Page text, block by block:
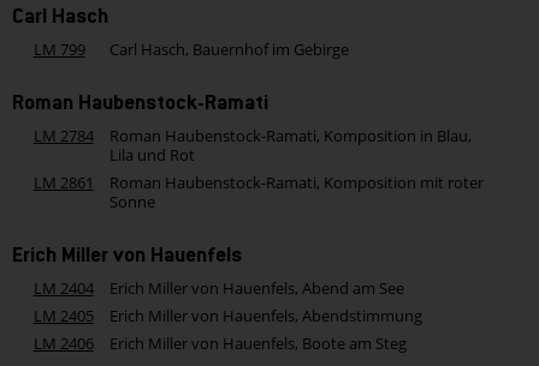
Carl Hasch
LM 799 Carl Hasch, Bauernhof im Gebirge
Roman Haubenstock-Ramati
LM 2784
Roman Haubenstock-Ramati, Komposition in Blau,
Lila und Rot
LM 2861
Roman Haubenstock-Ramati, Komposition mit roter
Sonne
Erich Miller von Hauenfels
LM 2404
Erich Miller von Hauenfels, Abend am See
LM 2405
Erich Miller von Hauenfels, Abendstimmung
LM 2406
Erich Miller von Hauenfels, Boote am Steg